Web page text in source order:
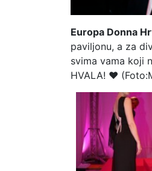
Europa Donna
paviljonu, a za
svima vama koji
HVALA! ♥